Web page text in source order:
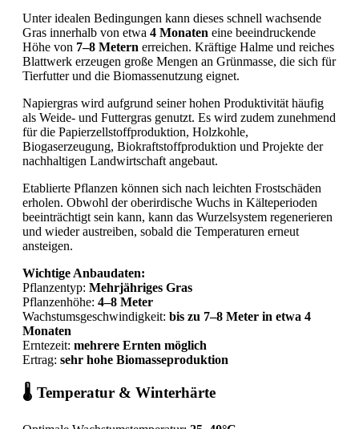
Unter idealen Bedingungen kann dieses schnell wachsende
Gras innerhalb von etwa 4 Monaten eine beeindruckende
Höhe von 7–8 Metern erreichen. Kräftige Halme und reiches
Blattwerk erzeugen große Mengen an Grünmasse, die sich für
Tierfutter und die Biomassenutzung eignet.
Napiergras wird aufgrund seiner hohen Produktivität häufig
als Weide- und Futtergras genutzt. Es wird zudem zunehmend
für die Papierzellstoffproduktion, Holzkohle,
Biogaserzeugung, Biokraftstoffproduktion und Projekte der
nachhaltigen Landwirtschaft angebaut.
Etablierte Pflanzen können sich nach leichten Frostschäden
erholen. Obwohl der oberirdische Wuchs in Kälteperioden
beeinträchtigt sein kann, kann das Wurzelsystem regenerieren
und wieder austreiben, sobald die Temperaturen erneut
ansteigen.
Wichtige Anbaudaten:
Pflanzentyp: Mehrjähriges Gras
Pflanzenhöhe: 4–8 Meter
Wachstumsgeschwindigkeit: bis zu 7–8 Meter in etwa 4
Monaten
Erntezeit: mehrere Ernten möglich
Ertrag: sehr hohe Biomasseproduktion
🌡️ Temperatur & Winterhärte